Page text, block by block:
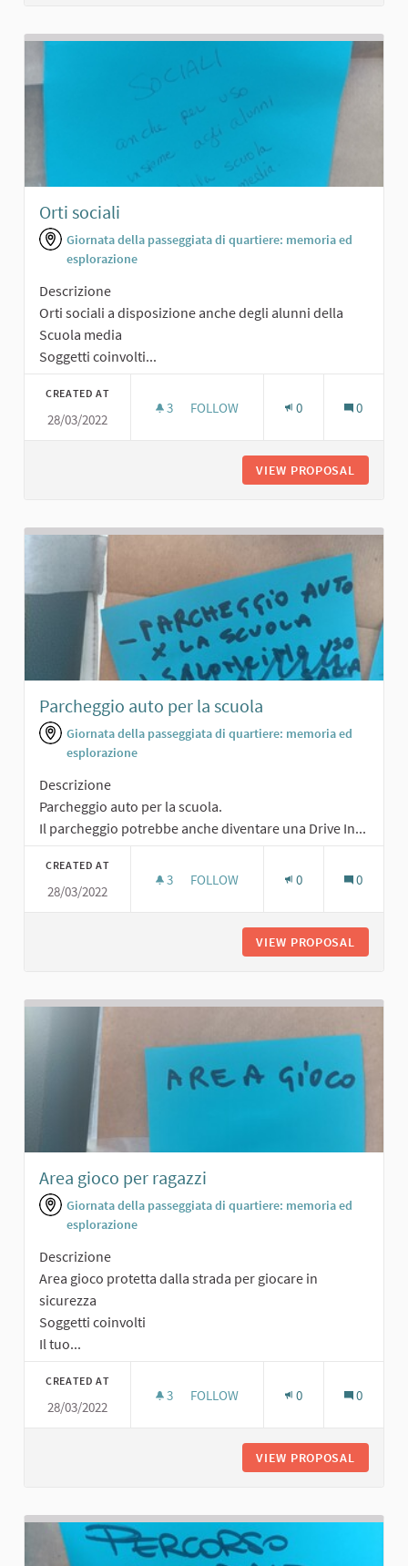
Orti sociali
Giornata della passeggiata di quartiere: memoria ed
esplorazione
Descrizione
Orti sociali a disposizione anche degli alunni della
Scuola media
Soggetti coinvolti...
CREATED AT
28/03/2022
3 3 FOLLOWERS
FOLLOW 0 0
VIEW PROPOSAL
Parcheggio auto per la scuola
Giornata della passeggiata di quartiere: memoria ed
esplorazione
Descrizione
Parcheggio auto per la scuola.
Il parcheggio potrebbe anche diventare una Drive In...
CREATED AT
28/03/2022
3 3 FOLLOWERS
FOLLOW 0 0
VIEW PROPOSAL
Area gioco per ragazzi
Giornata della passeggiata di quartiere: memoria ed
esplorazione
Descrizione
Area gioco protetta dalla strada per giocare in
sicurezza
Soggetti coinvolti
Il tuo...
CREATED AT
28/03/2022
3 3 FOLLOWERS
FOLLOW 0 0
VIEW PROPOSAL